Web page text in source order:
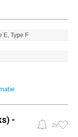
E, Type F
-
2x